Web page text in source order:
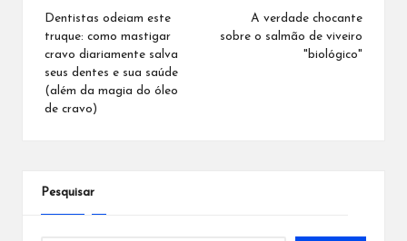
Dentistas odeiam este
truque: como mastigar
cravo diariamente salva
seus dentes e sua saúde
(além da magia do óleo
de cravo)
A verdade chocante
sobre o salmão de viveiro
"biológico"
Pesquisar